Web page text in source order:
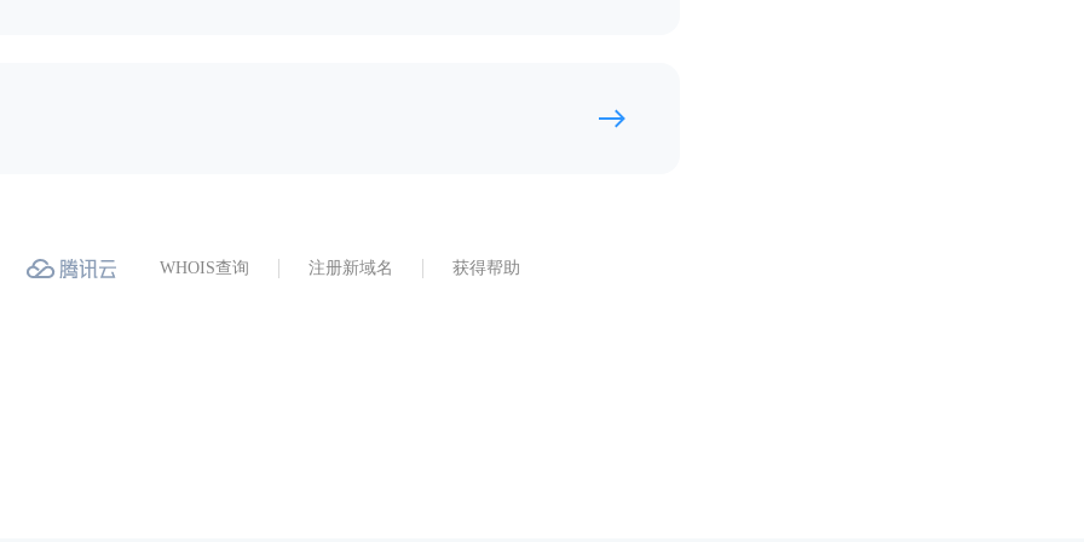
WHOIS查询 注册新域名 获得帮助